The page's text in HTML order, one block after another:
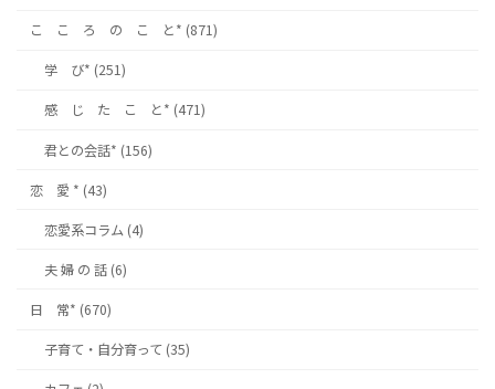
こ こ ろ の こ と* (871)
学 び* (251)
感 じ た こ と* (471)
君との会話* (156)
恋 愛 * (43)
恋愛系コラム (4)
夫 婦 の 話 (6)
日 常* (670)
子育て・自分育って (35)